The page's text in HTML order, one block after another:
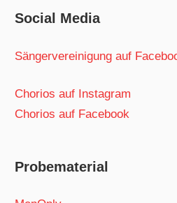
Social Media
Sängervereinigung auf
Chorios auf Instagram
Chorios auf Facebook
Probematerial